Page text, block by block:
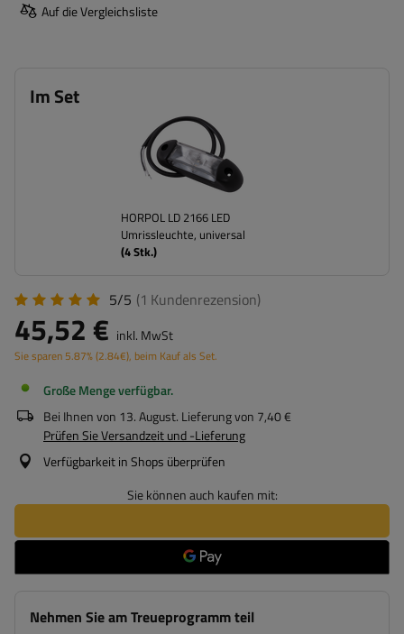
Auf die Vergleichsliste
Im Set
HORPOL LD 2166 LED
Umrissleuchte, universal
(4Stk.)
5/5 (1 Kundenrezension)
45,52 € inkl. MwSt
Sie sparen 5.87%(2.84€), beim Kauf als Set.
Große Menge verfügbar
Bei Ihnen von 13. August. Lieferung von 7,40 €
Prüfen Sie Versandzeit und -Lieferung
Verfügbarkeit in Shops überprüfen
Sie können auch kaufen mit:
Nehmen Sie am Treueprogramm teil